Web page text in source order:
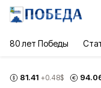
80 лет Победы
81.41 +0.48$